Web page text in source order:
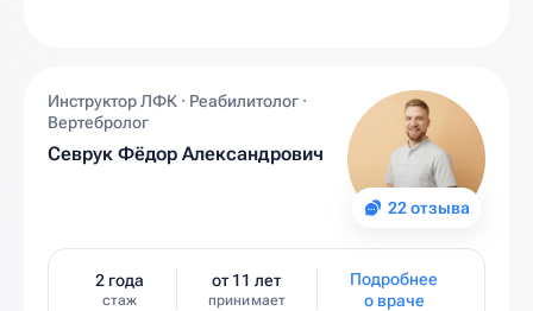
22 отзыва
Инструктор ЛФК · Реабилитолог ·
Вертебролог
Севрук Фёдор Александрович
2 года
стаж
от 11 лет
принимает
Подробнее
о враче